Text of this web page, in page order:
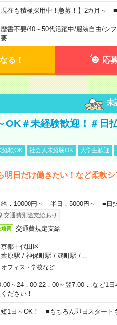
現在も積極採用中！急募！】2カ月～
歴書不要/40～50代活躍中/服装自由/シ
る！ 応
未
OK＃未経験歓迎！＃日
経験OK 社会人未経験OK 大学生歓迎
明日だけ働きたい！など柔軟
給：10000円～ 半日：5000円～ ■日
交通費別途支給あり
通費 交通費規定支給
都千代田区
原駅 / 神保町駅 / 麹町駅 /
オフィス・学校など
～24：00 22：00～翌7:00 …など1
ださい！
短1日～OK！ ■もちろん即日スタート